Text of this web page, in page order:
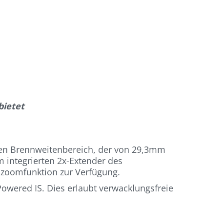
Brennweitenbereich, der von 29,3mm
integrierten 2x-Extender des
zur Verfügung.
IS. Dies erlaubt verwacklungsfreie